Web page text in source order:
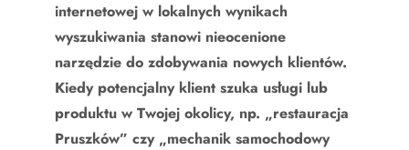
internetowej w lokalnych wynikach
wyszukiwania stanowi nieocenione
narzędzie do zdobywania nowych klientów.
Kiedy potencjalny klient szuka usługi lub
produktu w Twojej okolicy, np. „restauracja
Pruszków” czy „mechanik samochodowy